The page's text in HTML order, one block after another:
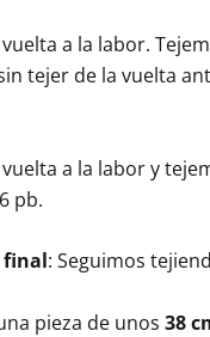
a la labor.
tejer de la vuelta
a la labor y
pb.
final: Seguimos
pieza de unos 38